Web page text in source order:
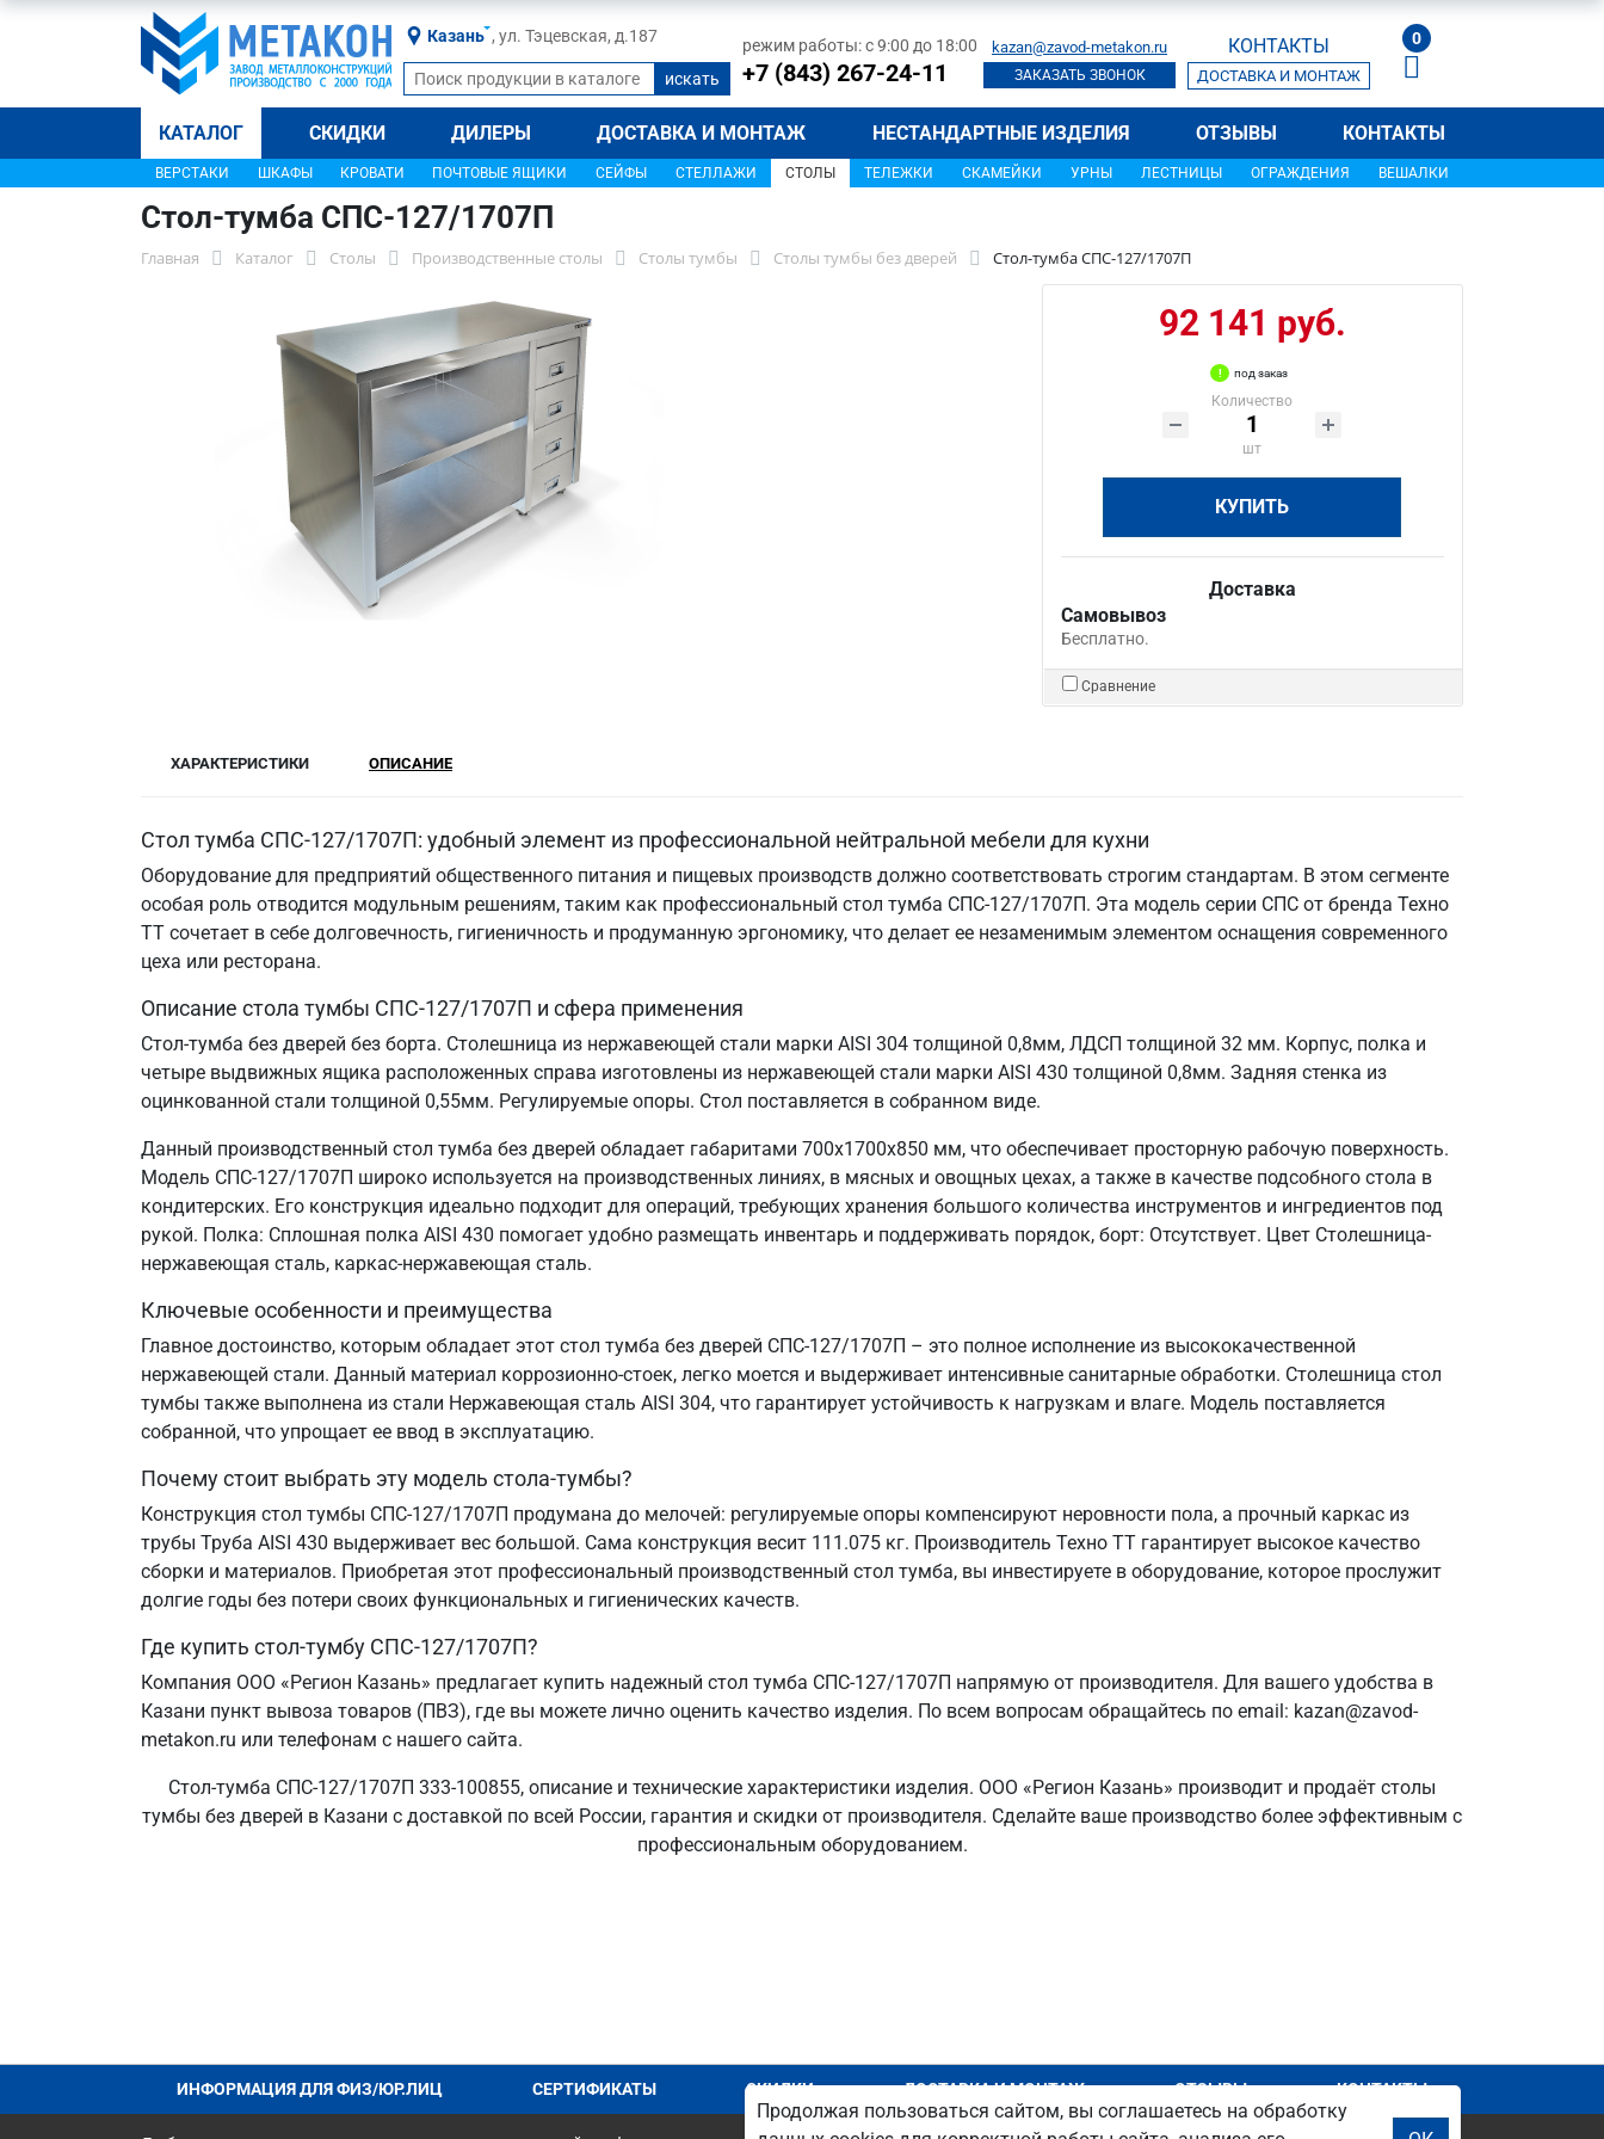
Казань , ул. Тэцевская, д.187 режим работы: с 9:00 до 18:00
+7 (843) 267-24-11
kazan@zavod-metakon.ru
ЗАКАЗАТЬ ЗВОНОК
КОНТАКТЫ
ДОСТАВКА И МОНТАЖ
0
КАТАЛОГ СКИДКИ ДИЛЕРЫ ДОСТАВКА И МОНТАЖ НЕСТАНДАРТНЫЕ ИЗДЕЛИЯ ОТЗЫВЫ КОНТАКТЫ
ВЕРСТАКИ ШКАФЫ КРОВАТИ ПОЧТОВЫЕ ЯЩИКИ СЕЙФЫ СТЕЛЛАЖИ СТОЛЫ ТЕЛЕЖКИ СКАМЕЙКИ УРНЫ ЛЕСТНИЦЫ ОГРАЖДЕНИЯ ВЕШАЛКИ
Стол-тумба СПС-127/1707П
Главная Каталог Столы Производственные столы Столы тумбы Столы тумбы без дверей Стол-тумба СПС-127/1707П
92 141 руб.
под заказ
Количество
шт
КУПИТЬ
Доставка
Самовывоз
Бесплатно.
Сравнение
ХАРАКТЕРИСТИКИ ОПИСАНИЕ
Стол тумба СПС-127/1707П: удобный элемент из профессиональной нейтральной мебели для кухни
Оборудование для предприятий общественного питания и пищевых производств должно соответствовать строгим стандартам. В этом сегменте
особая роль отводится модульным решениям, таким как профессиональный стол тумба СПС-127/1707П. Эта модель серии СПС от бренда Техно
ТТ сочетает в себе долговечность, гигиеничность и продуманную эргономику, что делает ее незаменимым элементом оснащения современного
цеха или ресторана.
Описание стола тумбы СПС-127/1707П и сфера применения
Стол-тумба без дверей без борта. Столешница из нержавеющей стали марки AISI 304 толщиной 0,8мм, ЛДСП толщиной 32 мм. Корпус, полка и
четыре выдвижных ящика расположенных справа изготовлены из нержавеющей стали марки AISI 430 толщиной 0,8мм. Задняя стенка из
оцинкованной стали толщиной 0,55мм. Регулируемые опоры. Стол поставляется в собранном виде.
Данный производственный стол тумба без дверей обладает габаритами 700х1700х850 мм, что обеспечивает просторную рабочую поверхность.
Модель СПС-127/1707П широко используется на производственных линиях, в мясных и овощных цехах, а также в качестве подсобного стола в
кондитерских. Его конструкция идеально подходит для операций, требующих хранения большого количества инструментов и ингредиентов под
рукой. Полка: Сплошная полка AISI 430 помогает удобно размещать инвентарь и поддерживать порядок, борт: Отсутствует. Цвет Столешница-
нержавеющая сталь, каркас-нержавеющая сталь.
Ключевые особенности и преимущества
Главное достоинство, которым обладает этот стол тумба без дверей СПС-127/1707П – это полное исполнение из высококачественной
нержавеющей стали. Данный материал коррозионно-стоек, легко моется и выдерживает интенсивные санитарные обработки. Столешница стол
тумбы также выполнена из стали Нержавеющая сталь AISI 304, что гарантирует устойчивость к нагрузкам и влаге. Модель поставляется
собранной, что упрощает ее ввод в эксплуатацию.
Почему стоит выбрать эту модель стола-тумбы?
Конструкция стол тумбы СПС-127/1707П продумана до мелочей: регулируемые опоры компенсируют неровности пола, а прочный каркас из
трубы Труба AISI 430 выдерживает вес большой. Сама конструкция весит 111.075 кг. Производитель Техно ТТ гарантирует высокое качество
сборки и материалов. Приобретая этот профессиональный производственный стол тумба, вы инвестируете в оборудование, которое прослужит
долгие годы без потери своих функциональных и гигиенических качеств.
Где купить стол-тумбу СПС-127/1707П?
Компания ООО «Регион Казань» предлагает купить надежный стол тумба СПС-127/1707П напрямую от производителя. Для вашего удобства в
Казани пункт вывоза товаров (ПВЗ), где вы можете лично оценить качество изделия. По всем вопросам обращайтесь по email: kazan@zavod-
metakon.ru или телефонам с нашего сайта.
Стол-тумба СПС-127/1707П 333-100855, описание и технические характеристики изделия. ООО «Регион Казань» производит и продаёт столы
тумбы без дверей в Казани с доставкой по всей России, гарантия и скидки от производителя. Сделайте ваше производство более эффективным с
профессиональным оборудованием.
ИНФОРМАЦИЯ ДЛЯ ФИЗ/ЮР.ЛИЦ СЕРТИФИКАТЫ СКИДКИ ДОСТАВКА И МОНТАЖ ОТЗЫВЫ КОНТАКТЫ
Продолжая пользоваться сайтом, вы соглашаетесь на обработку